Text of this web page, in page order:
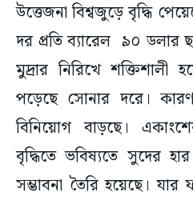
উত্তেজনা বিশ্বজুড়ে বৃদ্ধি
দর প্রতি ব্যারেল ৯০ ডলার
মুদ্রার নিরিখে শক্তিশালী
পড়েছে সোনার দরে।
বিনিয়োগ বাড়ছে।
বৃদ্ধিতে ভবিষ্যতে সুদের
সম্ভাবনা তৈরি হয়েছে।